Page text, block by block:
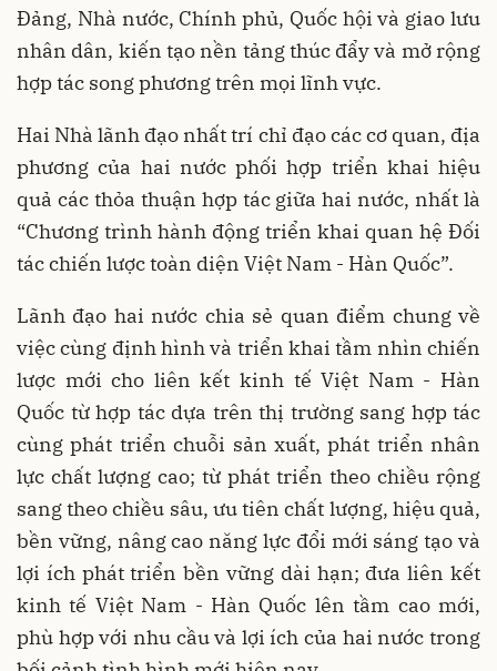
Đảng, Nhà nước, Chính phủ, Quốc hội và giao lưu
nhân dân, kiến tạo nền tảng thúc đẩy và mở rộng
hợp tác song phương trên mọi lĩnh vực.
Hai Nhà lãnh đạo nhất trí chỉ đạo các cơ quan, địa
phương của hai nước phối hợp triển khai hiệu
quả các thỏa thuận hợp tác giữa hai nước, nhất là
“Chương trình hành động triển khai quan hệ Đối
tác chiến lược toàn diện Việt Nam - Hàn Quốc”.
Lãnh đạo hai nước chia sẻ quan điểm chung về
việc cùng định hình và triển khai tầm nhìn chiến
lược mới cho liên kết kinh tế Việt Nam - Hàn
Quốc từ hợp tác dựa trên thị trường sang hợp tác
cùng phát triển chuỗi sản xuất, phát triển nhân
lực chất lượng cao; từ phát triển theo chiều rộng
sang theo chiều sâu, ưu tiên chất lượng, hiệu quả,
bền vững, nâng cao năng lực đổi mới sáng tạo và
lợi ích phát triển bền vững dài hạn; đưa liên kết
kinh tế Việt Nam - Hàn Quốc lên tầm cao mới,
phù hợp với nhu cầu và lợi ích của hai nước trong